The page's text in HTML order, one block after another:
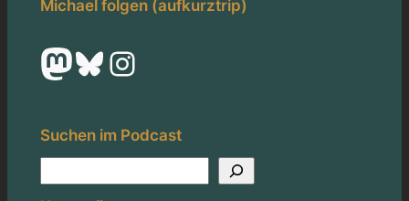
Michael folgen (aufkurztrip)
Mastodon Bluesky Instagram
Suchen im Podcast